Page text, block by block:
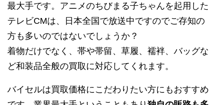
最大手です。アニメのちびまる子ちゃんを起用した
テレビCMは、日本全国で放送中ですのでご存知の
方も多いのではないでしょうか？
着物だけでなく、帯や帯留、草履、襦袢、バッグな
ど和装品全般の買取に対応してくれます。
バイセルは買取価格にこだわりたい方にもおすすめ